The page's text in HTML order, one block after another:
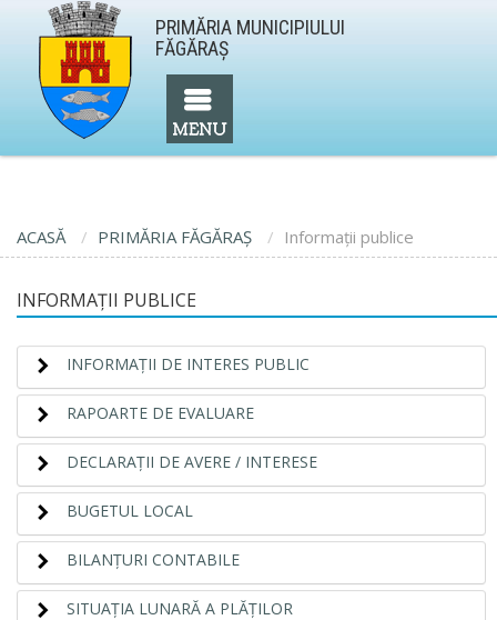
PRIMĂRIA MUNICIPIULUI
FĂGĂRAŞ
ACASĂ PRIMĂRIA FĂGĂRAŞ Informaţii publice
INFORMAŢII PUBLICE
INFORMAŢII DE INTERES PUBLIC
RAPOARTE DE EVALUARE
DECLARAŢII DE AVERE / INTERESE
BUGETUL LOCAL
BILANŢURI CONTABILE
SITUAŢIA LUNARĂ A PLĂŢILOR